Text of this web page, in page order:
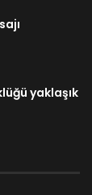
yaklaşık